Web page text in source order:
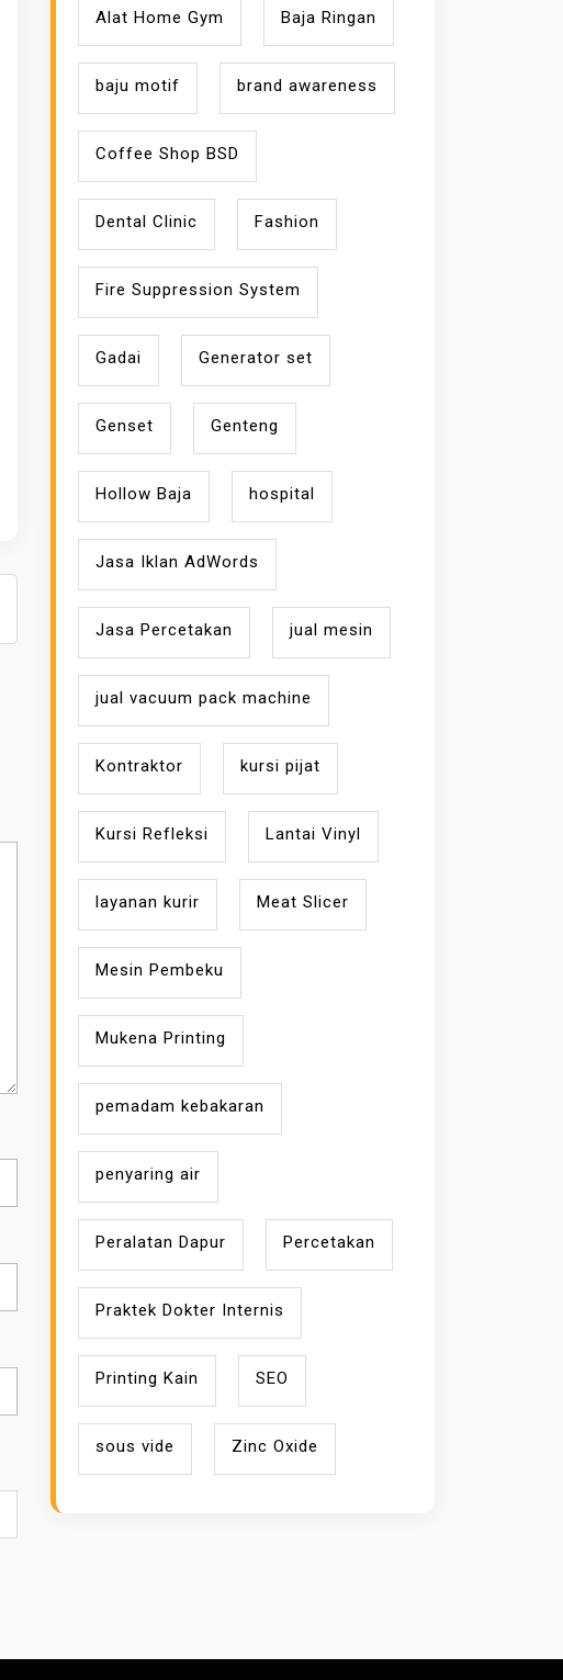
Alat Home Gym Baja Ringan
baju motif brand awareness
Coffee Shop BSD
Dental Clinic Fashion
Fire Suppression System
Gadai Generator set
Genset Genteng
Hollow Baja hospital
Jasa Iklan AdWords
Jasa Percetakan jual mesin
jual vacuum pack machine
Kontraktor kursi pijat
Kursi Refleksi Lantai Vinyl
layanan kurir Meat Slicer
Mesin Pembeku
Mukena Printing
pemadam kebakaran
penyaring air
Peralatan Dapur Percetakan
Praktek Dokter Internis
Printing Kain SEO
sous vide Zinc Oxide